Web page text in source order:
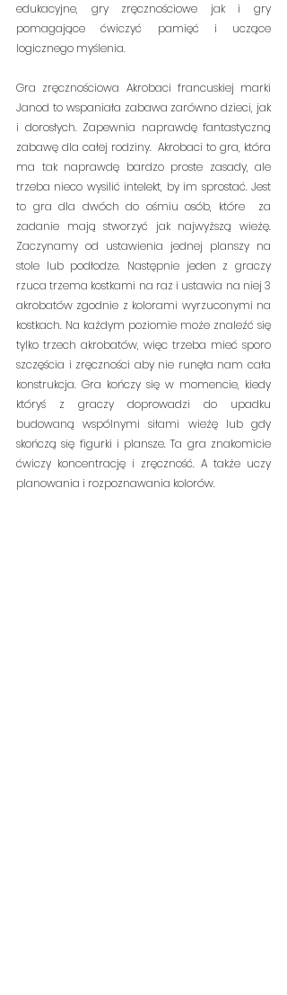
edukacyjne, gry zręcznościowe jak i gry
pomagające ćwiczyć pamięć i uczące
logicznego myślenia.
Gra zręcznościowa Akrobaci francuskiej marki
Janod to wspaniała zabawa zarówno dzieci, jak
i dorosłych. Zapewnia naprawdę fantastyczną
zabawę dla całej rodziny.  Akrobaci to gra, która
ma tak naprawdę bardzo proste zasady, ale
trzeba nieco wysilić intelekt, by im sprostać. Jest
to gra dla dwóch do ośmiu osób, które  za
zadanie mają stworzyć jak najwyższą wieżę.
Zaczynamy od ustawienia jednej planszy na
stole lub podłodze. Następnie jeden z graczy
rzuca trzema kostkami na raz i ustawia na niej 3
akrobatów zgodnie z kolorami wyrzuconymi na
kostkach. Na każdym poziomie może znaleźć się
tylko trzech akrobatów, więc trzeba mieć sporo
szczęścia i zręczności aby nie runęła nam cała
konstrukcja. Gra kończy się w momencie, kiedy
któryś z graczy doprowadzi do upadku
budowaną wspólnymi siłami wieżę lub gdy
skończą się figurki i plansze. Ta gra znakomicie
ćwiczy koncentrację i zręczność. A także uczy
planowania i rozpoznawania kolorów.